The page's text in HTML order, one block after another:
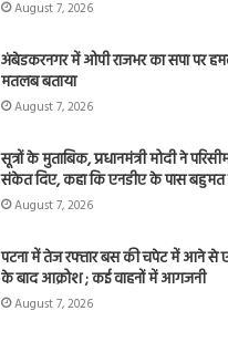
August 7, 2026
अंबेडकरनगर में ओपी राजभर का सपा पर
मतलब बताया
August 7, 2026
सूत्रों के मुताबिक, प्रधानमंत्री मोदी ने
संकेत दिए, कहा कि एनडीए के पास
August 7, 2026
पटना में तेज रफ्तार बस की चपेट में आने से
के बाद आक्रोश ; कई वाहनों में आगजनी
August 7, 2026